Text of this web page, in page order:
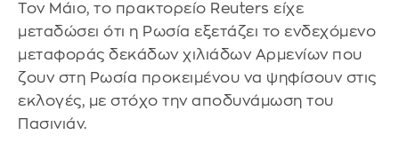
Τον Μάιο, το πρακτορείο Reuters είχε
μεταδώσει ότι η Ρωσία εξετάζει το ενδεχόμενο
μεταφοράς δεκάδων χιλιάδων Αρμενίων που
ζουν στη Ρωσία προκειμένου να ψηφίσουν στις
εκλογές, με στόχο την αποδυνάμωση του
Πασινιάν.